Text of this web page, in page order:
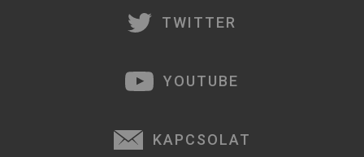
TWITTER
YOUTUBE
KAPCSOLAT